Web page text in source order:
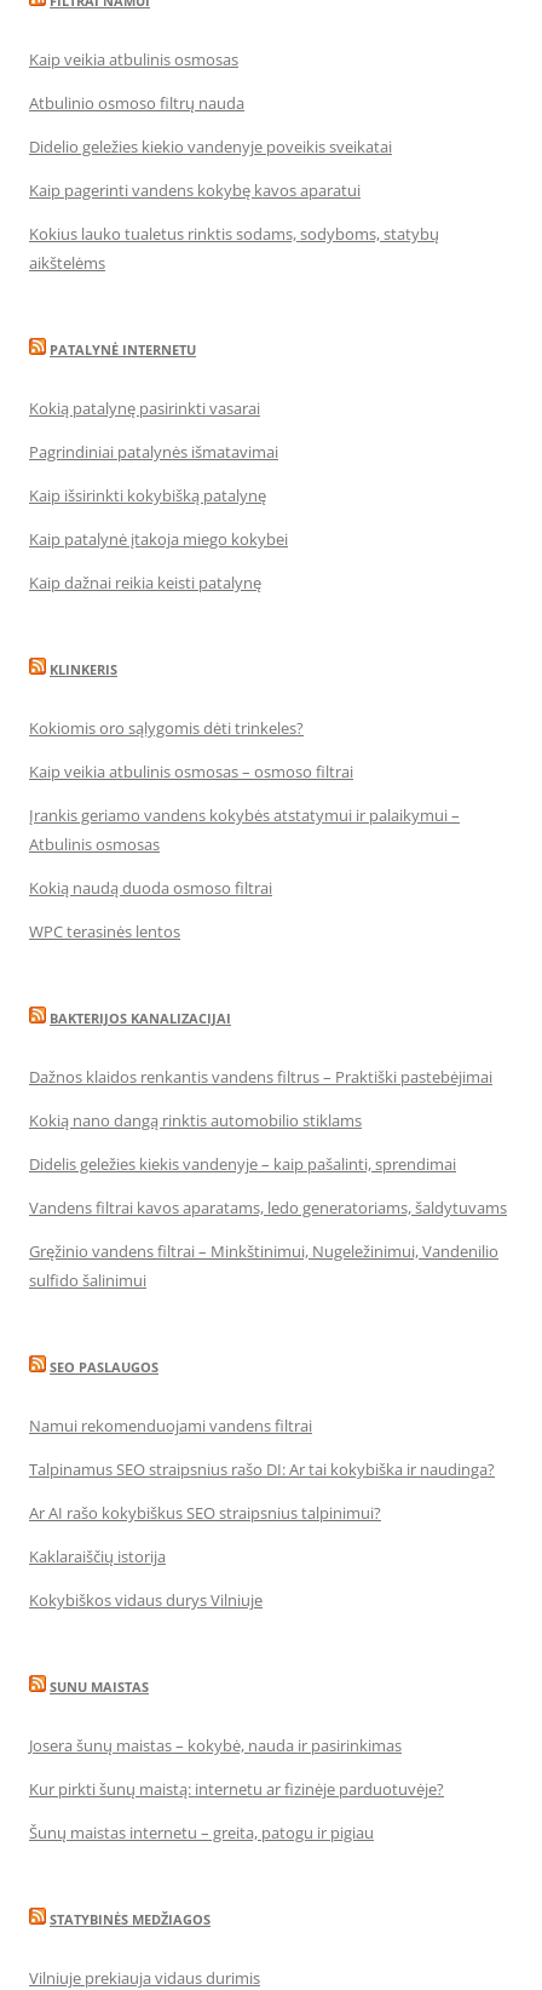
Kaip veikia atbulinis osmosas
Atbulinio osmoso filtrų nauda
Didelio geležies kiekio vandenyje poveikis sveikatai
Kaip pagerinti vandens kokybę kavos aparatui
Kokius lauko tualetus rinktis sodams, sodyboms, statybų
aikštelėms
PATALYNĖ INTERNETU
Kokią patalynę pasirinkti vasarai
Pagrindiniai patalynės išmatavimai
Kaip išsirinkti kokybišką patalynę
Kaip patalynė įtakoja miego kokybei
Kaip dažnai reikia keisti patalynę
KLINKERIS
Kokiomis oro sąlygomis dėti trinkeles?
Kaip veikia atbulinis osmosas – osmoso filtrai
Įrankis geriamo vandens kokybės atstatymui ir palaikymui –
Atbulinis osmosas
Kokią naudą duoda osmoso filtrai
WPC terasinės lentos
BAKTERIJOS KANALIZACIJAI
Dažnos klaidos renkantis vandens filtrus – Praktiški pastebėjimai
Kokią nano dangą rinktis automobilio stiklams
Didelis geležies kiekis vandenyje – kaip pašalinti, sprendimai
Vandens filtrai kavos aparatams, ledo generatoriams, šaldytuvams
Gręžinio vandens filtrai – Minkštinimui, Nugeležinimui, Vandenilio
sulfido šalinimui
SEO PASLAUGOS
Namui rekomenduojami vandens filtrai
Talpinamus SEO straipsnius rašo DI: Ar tai kokybiška ir naudinga?
Ar AI rašo kokybiškus SEO straipsnius talpinimui?
Kaklaraiščių istorija
Kokybiškos vidaus durys Vilniuje
SUNU MAISTAS
Josera šunų maistas – kokybė, nauda ir pasirinkimas
Kur pirkti šunų maistą: internetu ar fizinėje parduotuvėje?
Šunų maistas internetu – greita, patogu ir pigiau
STATYBINĖS MEDŽIAGOS
Vilniuje prekiauja vidaus durimis